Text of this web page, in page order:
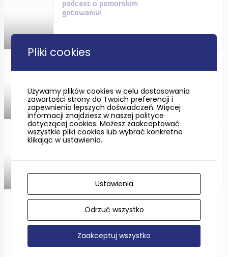
podcast o pomorskim
gotowaniu!
Okrasa gotuje w Pomorskiem
Pokaż więcej
Pliki cookies
Używamy plików cookies w celu dostosowania
zawartości strony do Twoich preferencji i
zapewnienia lepszych doświadczeń. Więcej
informacji znajdziesz w naszej polityce
dotyczącej cookies. Możesz zaakceptować
wszystkie pliki cookies lub wybrać konkretne
klikając w ustawienia.
Ustawienia
Odrzuć wszystko
Zaakceptuj wszystko